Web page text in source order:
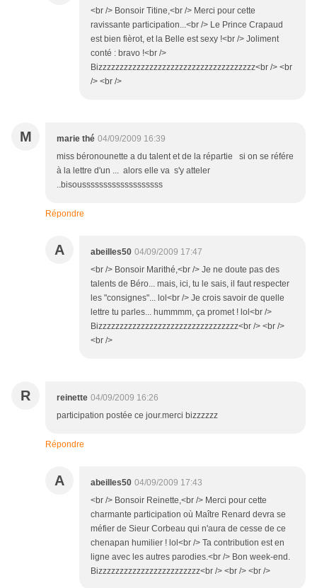
<br /> Bonsoir Titine,<br /> Merci pour cette
ravissante participation...<br /> Le Prince Crapaud
est bien fièrot, et la Belle est sexy !<br /> Joliment
conté : bravo !<br />
Bizzzzzzzzzzzzzzzzzzzzzzzzzzzzzzzzzzzzz<br /> <br
/> <br />
M marie thé 04/09/2009 16:39
miss béronounette a du talent et de la répartie si on se référe
à la lettre d'un ... alors elle va s'y atteler
..bisousssssssssssssssssss
Répondre
A abeilles50 04/09/2009 17:47
<br /> Bonsoir Marithé,<br /> Je ne doute pas des
talents de Béro... mais, ici, tu le sais, il faut respecter
les "consignes"... lol<br /> Je crois savoir de quelle
lettre tu parles... hummmm, ça promet ! lol<br />
Bizzzzzzzzzzzzzzzzzzzzzzzzzzzzzzzzz<br /> <br />
<br />
R reinette 04/09/2009 16:26
participation postée ce jour.merci bizzzzzz
Répondre
A abeilles50 04/09/2009 17:43
<br /> Bonsoir Reinette,<br /> Merci pour cette
charmante participation où Maître Renard devra se
méfier de Sieur Corbeau qui n'aura de cesse de ce
chenapan humilier ! lol<br /> Ta contribution est en
ligne avec les autres parodies.<br /> Bon week-end.
Bizzzzzzzzzzzzzzzzzzzzzzzz<br /> <br /> <br />